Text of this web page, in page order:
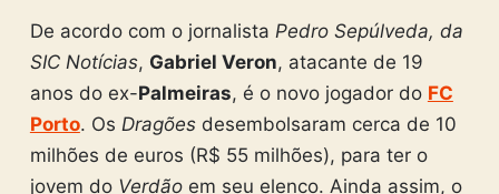
De acordo com o jornalista Pedro Sepúlveda, da
SIC Notícias, Gabriel Veron, atacante de 19
anos do ex-Palmeiras, é o novo jogador do FC
Porto. Os Dragõesdesembolsaram cerca de 10
milhões de euros (R$ 55 milhões), para ter o
jovem do Verdãoem seu elenco. Ainda assim, o